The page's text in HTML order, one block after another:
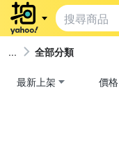
全部分類
最新上架 價格